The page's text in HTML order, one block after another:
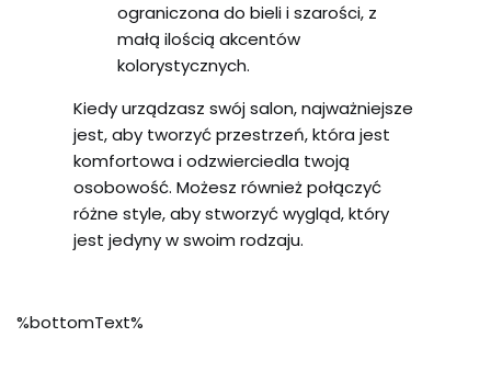
ograniczona do bieli i szarości, z
małą ilością akcentów
kolorystycznych.
Kiedy urządzasz swój salon, najważniejsze
jest, aby tworzyć przestrzeń, która jest
komfortowa i odzwierciedla twoją
osobowość. Możesz również połączyć
różne style, aby stworzyć wygląd, który
jest jedyny w swoim rodzaju.
%bottomText%